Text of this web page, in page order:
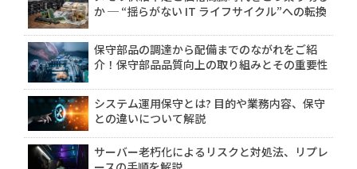
か ─ “揺らがない IT ライフサイクル”への転換
保守部品の調達から配備までのながれをご紹
介！保守部品品質向上の取り組みとその重要性
システム運用保守とは? 目的や業務内容、保守
との違いについて解説
サーバー老朽化によるリスクと対処法、リプレ